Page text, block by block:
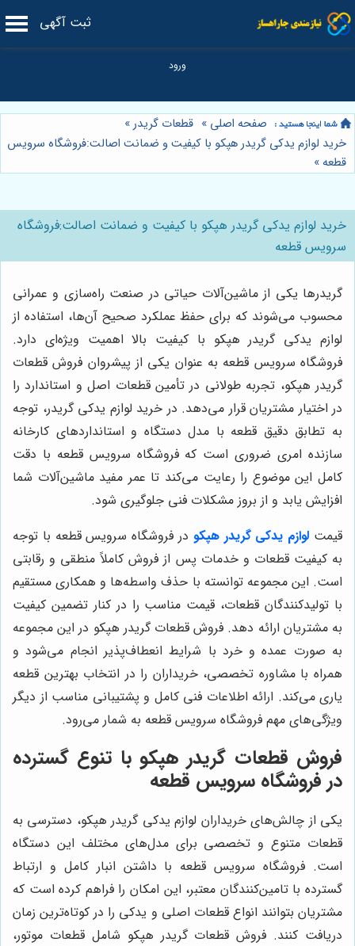
ثبت آگهی
صفحه اصلی » قطعات گریدر»
خرید لوازم يدكى گريدر هپكو با کیفیت و ضمانت اصالت:فروشگاه سرویس
قطعه»
خرید لوازم يدكى گريدر هپكو با کیفیت و ضمانت اصالت:فروشگاه
سرویس قطعه
گريدرها یکی از ماشین‌آلات حیاتی در صنعت راه‌سازی و عمرانی
محسوب می‌شوند که برای حفظ عملکرد صحیح آن‌ها، استفاده از
لوازم يدكى گريدر هپكو با کیفیت بالا اهمیت ویژه‌ای دارد.
فروشگاه سرویس قطعه به عنوان یکی از پیشروان فروش قطعات
گريدر هپكو، تجربه طولانی در تأمین قطعات اصل و استاندارد را
در اختیار مشتریان قرار می‌دهد. در خرید لوازم يدكى گريدر، توجه
به تطابق دقیق قطعه با مدل دستگاه و استانداردهای کارخانه
سازنده امری ضروری است که فروشگاه سرویس قطعه با دقت
کامل این موضوع را رعایت می‌کند تا عمر مفید ماشین‌آلات شما
افزایش یابد و از بروز مشکلات فنی جلوگیری شود.
قیمت لوازم یدکی گریدر هپکو در فروشگاه سرویس قطعه با توجه
به کیفیت قطعات و خدمات پس از فروش کاملاً منطقی و رقابتی
است. این مجموعه توانسته با حذف واسطه‌ها و همکاری مستقیم
با تولیدکنندگان قطعات، قیمت مناسب را در کنار تضمین کیفیت
به مشتریان ارائه دهد. فروش قطعات گريدر هپكو در این مجموعه
به صورت عمده و خرد با شرایط انعطاف‌پذیر انجام می‌شود و
همراه با مشاوره تخصصی، خریداران را در انتخاب بهترین قطعه
یاری می‌کند. ارائه اطلاعات فنی کامل و پشتیبانی مناسب از دیگر
ویژگی‌های مهم فروشگاه سرویس قطعه به شمار می‌رود.
فروش قطعات گريدر هپكو با تنوع گسترده
در فروشگاه سرویس قطعه
یکی از چالش‌های خریداران لوازم يدكى گريدر هپكو، دسترسی به
قطعات متنوع و تخصصی برای مدل‌های مختلف این دستگاه
است. فروشگاه سرویس قطعه با داشتن انبار کامل و ارتباط
گسترده با تامین‌کنندگان معتبر، این امکان را فراهم کرده است که
مشتریان بتوانند انواع قطعات اصلی و یدکی را در کوتاه‌ترین زمان
دریافت کنند. فروش قطعات گريدر هپكو شامل قطعات موتور،